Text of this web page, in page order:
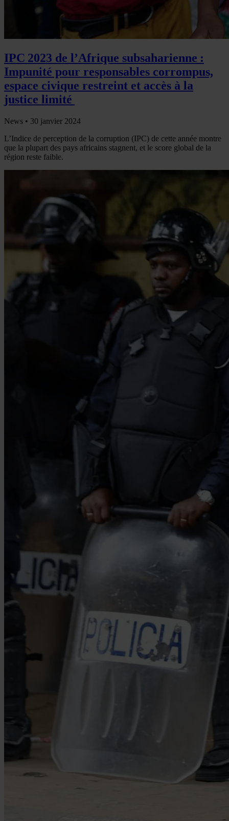
IPC 2023 de l’Afrique subsaharienne :
Impunité pour responsables corrompus,
espace civique restreint et accès à la
justice limité
News • 30 janvier 2024
L’Indice de perception de la corruption (IPC) de cette année montre
que la plupart des pays africains stagnent, et le score global de la
région reste faible.